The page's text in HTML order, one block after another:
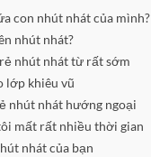
con nhút nhát của mình?
nhút nhát?
nhút nhát từ rất sớm
lớp khiêu vũ
nhút nhát hướng ngoại
mất rất nhiều thời gian
nhát của bạn